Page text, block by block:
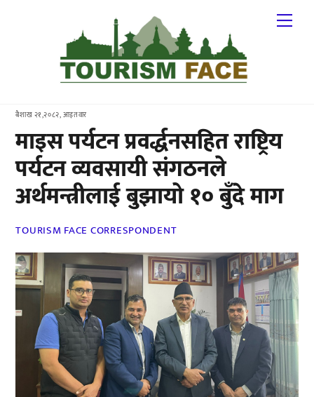
बैशाख २१,२०८२, आइतवार
माइस पर्यटन प्रवर्द्धनसहित राष्ट्रिय
पर्यटन व्यवसायी संगठनले
अर्थमन्त्रीलाई बुझायो १० बुँदे माग
TOURISM FACE CORRESPONDENT